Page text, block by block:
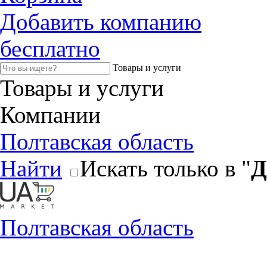
Добавить компанию
бесплатно
Товары и услуги
Товары и услуги
Компании
Полтавская область
Найти
Искать только в "
Полтавская область